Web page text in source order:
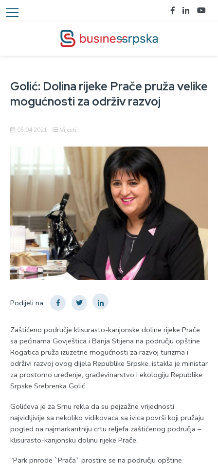
Golić: Dolina rijeke Prače pruža velike
mogućnosti za održiv razvoj
05.04.2021 Vijesti
Podijeli na:
Zaštićeno područje klisurasto-kanjonske doline rijeke Prače
sa pećinama Govještica i Banja Stijena na području opštine
Rogatica pruža izuzetne mogućnosti za razvoj turizma i
održivi razvoj ovog dijela Republike Srpske, istakla je ministar
za prostorno uređenje, građevinarstvo i ekologiju Republike
Srpske Srebrenka Golić.
Golićeva je za Srnu rekla da su pejzažne vrijednosti
najvidljivije sa nekoliko vidikovaca sa ivica površi koji pružaju
pogled na najmarkantniju crtu reljefa zaštićenog područja –
klisurasto-kanjonsku dolinu rijeke Prače.
“Park prirode `Prača` prostire se na području opštine